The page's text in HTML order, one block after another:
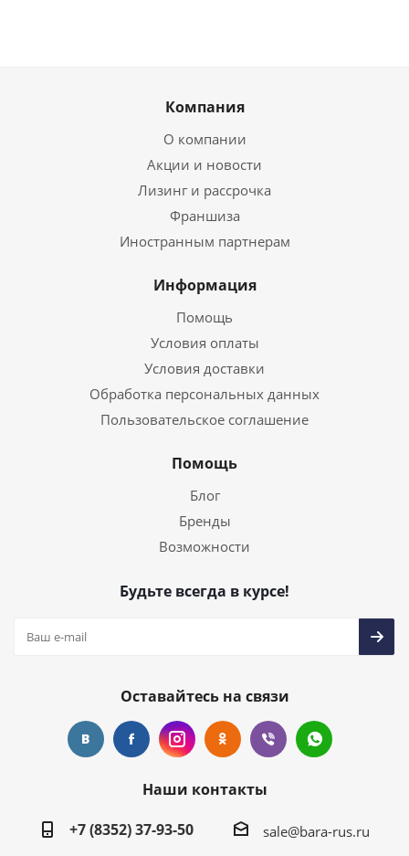
Компания
О компании
Акции и новости
Лизинг и рассрочка
Франшиза
Иностранным партнерам
Информация
Помощь
Условия оплаты
Условия доставки
Обработка персональных данных
Пользовательское соглашение
Помощь
Блог
Бренды
Возможности
Будьте всегда в курсе!
Оставайтесь на связи
Наши контакты
+7 (8352) 37-93-50
sale@bara-rus.ru